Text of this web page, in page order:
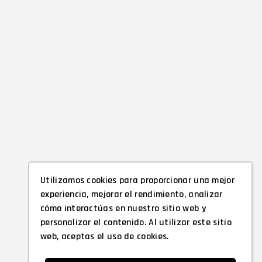
Utilizamos cookies para proporcionar una mejor
experiencia, mejorar el rendimiento, analizar
cómo interactúas en nuestro sitio web y
personalizar el contenido. Al utilizar este sitio
web, aceptas el uso de cookies.